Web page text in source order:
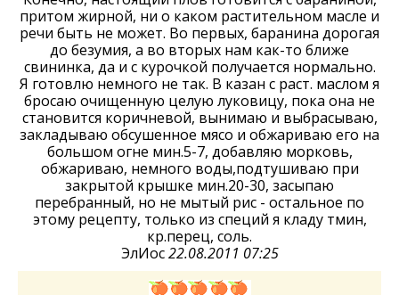
притом жирной, ни о каком растительном масле и
речи быть не может. Во первых, баранина дорогая
до безумия, а во вторых нам как-то ближе
свининка, да и с курочкой получается нормально.
Я готовлю немного не так. В казан с раст. маслом я
бросаю очищенную целую луковицу, пока она не
становится коричневой, вынимаю и выбрасываю,
закладываю обсушенное мясо и обжариваю его на
большом огне мин.5-7, добавляю морковь,
обжариваю, немного воды,подтушиваю при
закрытой крышке мин.20-30, засыпаю
перебранный, но не мытый рис - остальное по
этому рецепту, только из специй я кладу тмин,
кр.перец, соль.
ЭлИос22.08.2011 07:25